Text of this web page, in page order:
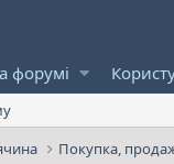
форумі
Покупка,